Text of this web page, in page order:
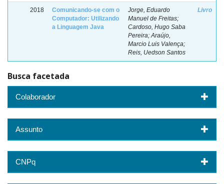
2018
Comunicando-se com o
Computador: Utilizando
a Linguagem Java
Jorge, Eduardo
Manuel de Freitas;
Cardoso, Hugo Saba
Pereira; Araújo,
Marcio Luis Valença;
Reis, Uedson Santos
Livro
Busca facetada
Colaborador
Assunto
CNPq